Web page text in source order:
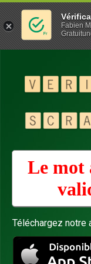
Le mot
Téléchargez notre
Fabien M